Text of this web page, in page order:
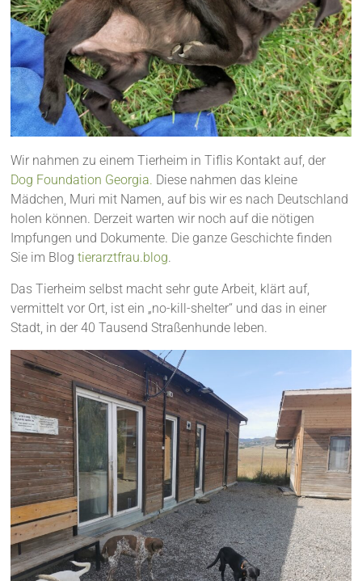
Wir nahmen zu einem Tierheim in Tiflis Kontakt auf, der
Dog Foundation Georgia. Diese nahmen das kleine
Mädchen, Muri mit Namen, auf bis wir es nach Deutschland
holen können. Derzeit warten wir noch auf die nötigen
Impfungen und Dokumente. Die ganze Geschichte finden
Sie im Blogtierarztfrau.blog.
Das Tierheim selbst macht sehr gute Arbeit, klärt auf,
vermittelt vor Ort, ist ein „no-kill-shelter“ und das in einer
Stadt, in der 40 Tausend Straßenhunde leben.